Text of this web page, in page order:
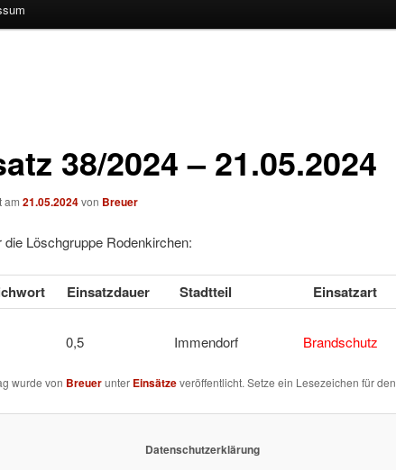
38/2024 – 21.05.2024
am 21.05.2024von Breuer
die Löschgruppe Rodenkirchen:
Einsatzdauer Stadtteil Einsatzart
1 0,5 Immendorf Brandschutz
wurde von Breuerunter Einsätzeveröffentlicht. Setze ein Lesezeichen für den
Datenschutzerklärung